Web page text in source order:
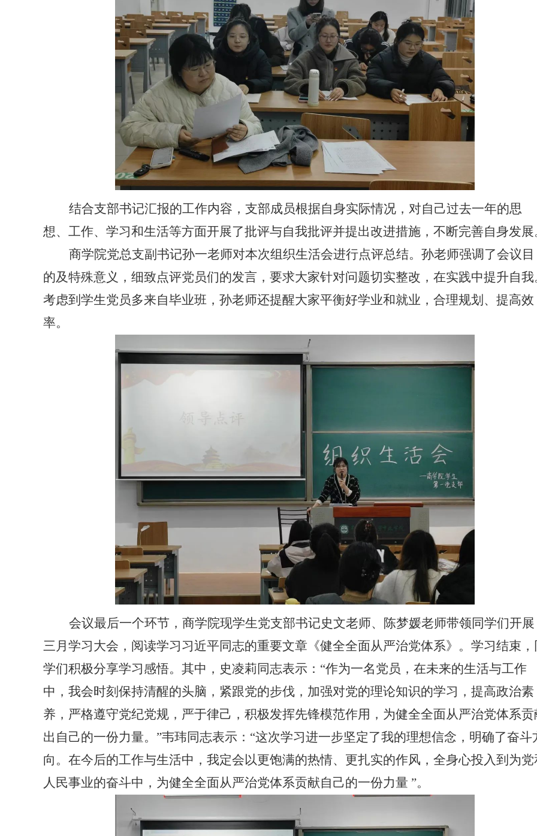
结合支部书记汇报的工作内容，支部成员根据自身实际情况，对自己过去一年的思
想、工作、学习和生活等方面开展了批评与自我批评并提出改进措施，不断完善自身发展
商学院党总支副书记孙一老师对本次组织生活会进行点评总结。孙老师强调了会议目
的及特殊意义，细致点评党员们的发言，要求大家针对问题切实整改，在实践中提升自我
考虑到学生党员多来自毕业班，孙老师还提醒大家平衡好学业和就业，合理规划、提高效
率。
会议最后一个环节，商学院现学生党支部书记史文老师、陈梦媛老师带领同学们开展
三月学习大会，阅读学习习近平同志的重要文章《健全全面从严治党体系》。学习结束，
学们积极分享学习感悟。其中，史凌莉同志表示： “作为一名党员，在未来的生活与工作
中，我会时刻保持清醒的头脑，紧跟党的步伐，加强对党的理论知识的学习，提高政治素
养，严格遵守党纪党规，严于律己，积极发挥先锋模范作用，为健全全面从严治党体系贡
出自己的一份力量。”韦玮同志表示：“这次学习进一步坚定了我的理想信念，明确了奋斗
向。在今后的工作与生活中，我定会以更饱满的热情、更扎实的作风，全身心投入到为党
人民事业的奋斗中，为健全全面从严治党体系贡献自己的一份力量 ”。